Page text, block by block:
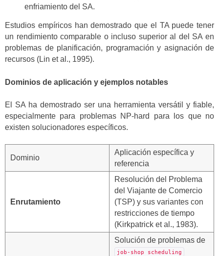
enfriamiento del SA.
Estudios empíricos han demostrado que el TA puede tener
un rendimiento comparable o incluso superior al del SA en
problemas de planificación, programación y asignación de
recursos (Lin et al., 1995).
Dominios de aplicación y ejemplos notables
El SA ha demostrado ser una herramienta versátil y fiable,
especialmente para problemas NP-hard para los que no
existen solucionadores específicos.
Dominio
Aplicación específica y
referencia
Enrutamiento
Resolución del Problema
del Viajante de Comercio
(TSP) y sus variantes con
restricciones de tiempo
(Kirkpatrick et al., 1983).
Solución de problemas de
job-shop scheduling